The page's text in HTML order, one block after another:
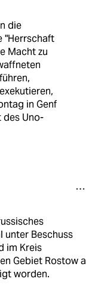
die
"Herrschaft
Macht zu
in Genf
Uno-
unter Beschuss
im Kreis
Gebiet Rostow a
worden.